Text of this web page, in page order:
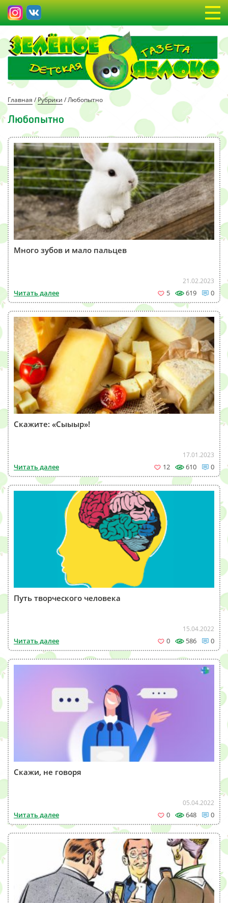
Главная /Рубрики /Любопытно
Любопытно
Много зубов и мало пальцев
21.02.2023
Читать далее 5 619 0
Скажите: «Сыыыр»!
17.01.2023
Читать далее 12 610 0
Путь творческого человека
15.04.2022
Читать далее 0 586 0
Скажи, не говоря
05.04.2022
Читать далее 0 648 0